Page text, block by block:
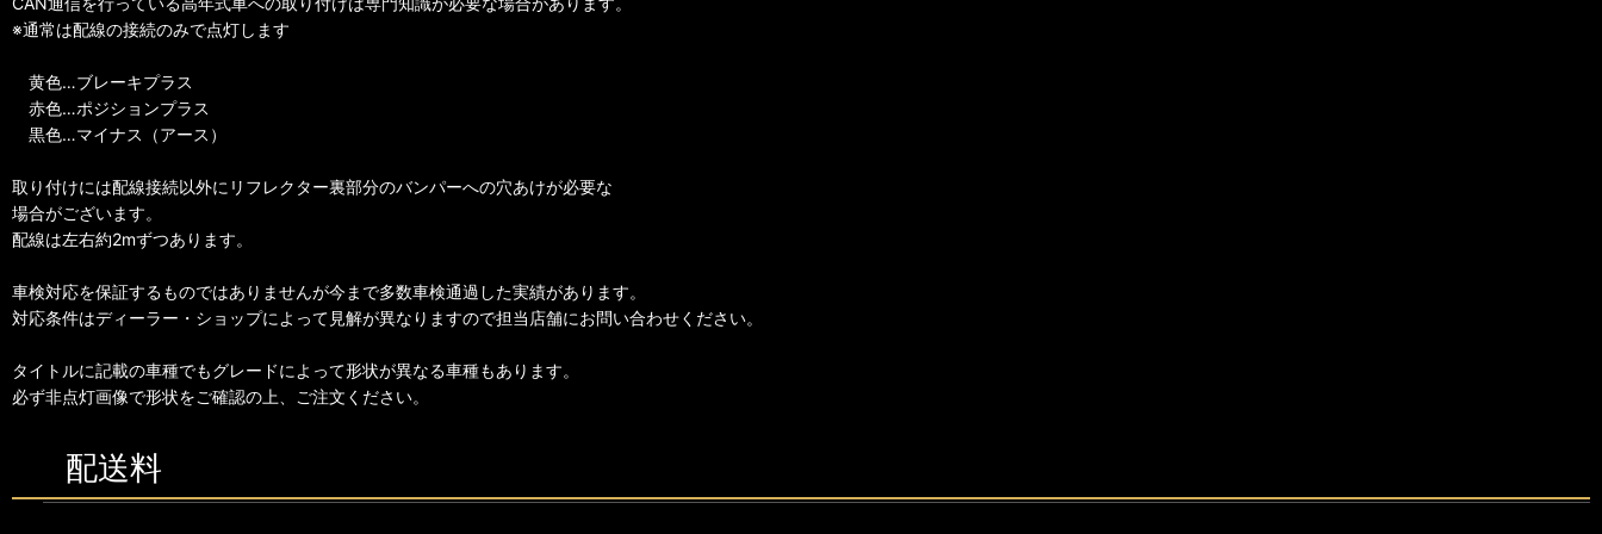
※通常は配線の接続のみで点灯します
黄色…ブレーキプラス
赤色…ポジションプラス
黒色…マイナス（アース）
取り付けには配線接続以外にリフレクター裏部分のバンパーへの穴あけが必要な
場合がございます。
配線は左右約2mずつあります。
車検対応を保証するものではありませんが今まで多数車検通過した実績があります。
対応条件はディーラー・ショップによって見解が異なりますので担当店舗にお問い合わせください。
タイトルに記載の車種でもグレードによって形状が異なる車種もあります。
必ず非点灯画像で形状をご確認の上、ご注文ください。
配送料